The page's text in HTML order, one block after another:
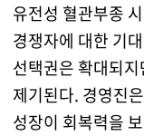
유전성 혈관부종
경쟁자에 대한 기
선택권은 확대되
제기된다. 경영진
성장이 회복력을